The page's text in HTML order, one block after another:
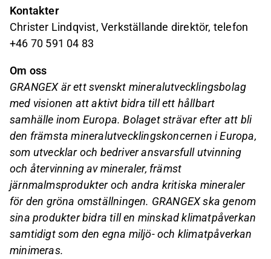
Kontakter
Christer Lindqvist, Verkställande direktör, telefon
+46 70 591 04 83
Om oss
GRANGEX är ett svenskt mineralutvecklingsbolag
med visionen att aktivt bidra till ett hållbart
samhälle inom Europa. Bolaget strävar efter att bli
den främsta mineralutvecklingskoncernen i Europa,
som utvecklar och bedriver ansvarsfull utvinning
och återvinning av mineraler, främst
järnmalmsprodukter och andra kritiska mineraler
för den gröna omställningen. GRANGEX ska genom
sina produkter bidra till en minskad klimatpåverkan
samtidigt som den egna miljö- och klimatpåverkan
minimeras.